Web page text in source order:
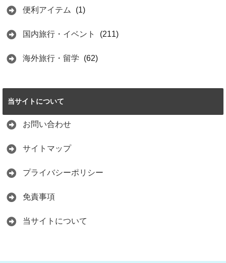
便利アイテム (1)
国内旅行・イベント (211)
海外旅行・留学 (62)
当サイトについて
お問い合わせ
サイトマップ
プライバシーポリシー
免責事項
当サイトについて